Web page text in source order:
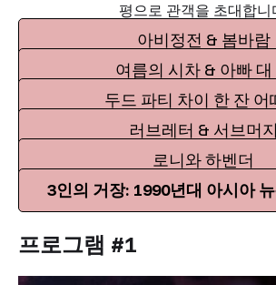
평으로 관객을 초대합니
아비정전 & 봄바람
여름의 시차 & 아빠 대
두드 파티 차이 한 잔 어
러브레터 & 서브머지
로니와 하벤더
3인의 거장: 1990년대 아시아
프로그램 #1